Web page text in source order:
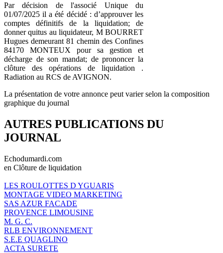
Par décision de l'associé Unique du
01/07/2025 il a été décidé : d’approuver les
comptes définitifs de la liquidation; de
donner quitus au liquidateur, M BOURRET
Hugues demeurant 81 chemin des Confines
84170 MONTEUX pour sa gestion et
décharge de son mandat; de prononcer la
clôture des opérations de liquidation .
Radiation au RCS de AVIGNON.
La présentation de votre annonce peut varier selon la composition
graphique du journal
AUTRES PUBLICATIONS DU
JOURNAL
Echodumardi.com
en Clôture de liquidation
LES ROULOTTES D YGUARIS
MONTAGE VIDEO MARKETING
SAS AZUR FACADE
PROVENCE LIMOUSINE
M. G. C.
RLB ENVIRONNEMENT
S.E.E QUAGLINO
ACTA SURETE